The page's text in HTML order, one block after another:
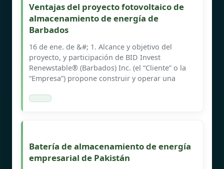
Ventajas del proyecto fotovoltaico de
almacenamiento de energía de
Barbados
16 de ene. de &#; 1. Alcance y objetivo del
proyecto, y participación de BID Invest
Renewstable® (Barbados) Inc. (el “Cliente” o la
“Empresa”) propone construir y operar una
Batería de almacenamiento de energía
empresarial de Pakistán